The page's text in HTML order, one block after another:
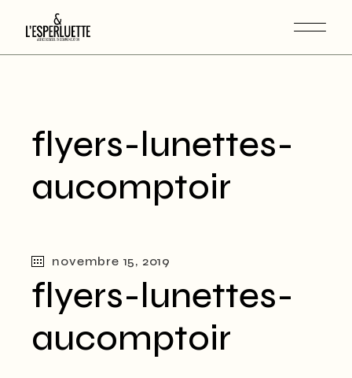
flyers-lunettes-
aucomptoir
novembre 15, 2019
flyers-lunettes-
aucomptoir